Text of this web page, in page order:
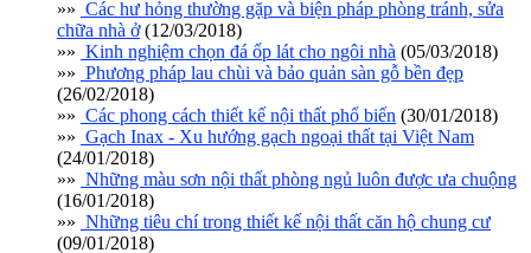
»» Các hư hỏng thường gặp và biện pháp phòng tránh, sửa
chữa nhà ở(12/03/2018)
»» Kinh nghiệm chọn đá ốp lát cho ngôi nhà (05/03/2018)
»» Phương pháp lau chùi và bảo quản sàn gỗ bền đẹp
(26/02/2018)
»» Các phong cách thiết kế nội thất phổ biến (30/01/2018)
»» Gạch Inax - Xu hướng gạch ngoại thất tại Việt Nam
(24/01/2018)
»» Những màu sơn nội thất phòng ngủ luôn được ưa chuộng
(16/01/2018)
»» Những tiêu chí trong thiết kế nội thất căn hộ chung cư
(09/01/2018)